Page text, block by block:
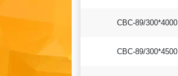
СВС-89/300*4000
СВС-89/300*4500